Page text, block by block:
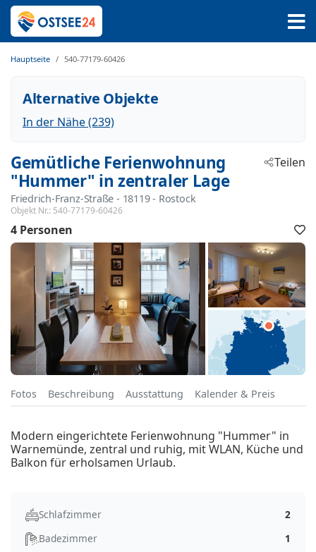
Hauptseite 540-77179-60426
Alternative Objekte
In der Nähe (239)
Gemütliche Ferienwohnung
"Hummer" in zentraler Lage
Friedrich-Franz-Straße - 18119 - Rostock
Objekt Nr.: 540-77179-60426
Teilen
4 Personen
Fotos Beschreibung Ausstattung Kalender & Preis
Modern eingerichtete Ferienwohnung "Hummer" in
Warnemünde, zentral und ruhig, mit WLAN, Küche und
Balkon für erholsamen Urlaub.
Schlafzimmer
2
Badezimmer
1